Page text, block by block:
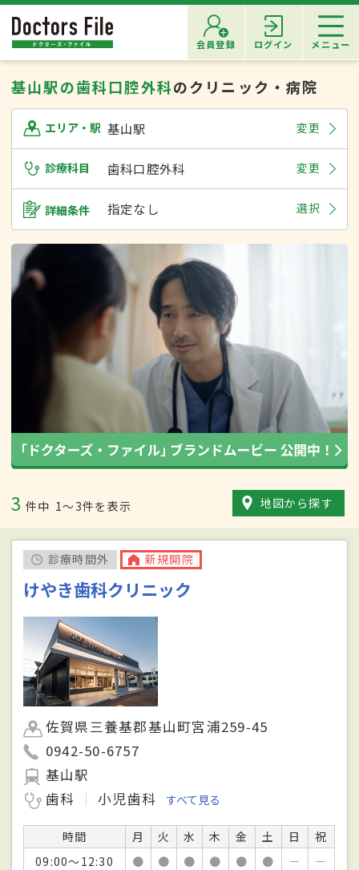
会員登録 ログイン メニュー
基山駅の歯科口腔外科のクリニック・病院
エリア・駅 基山駅 変更
診療科目 歯科口腔外科 変更
詳細条件 指定なし 選択
3 件中 1〜3件を表示 地図から探す
診療時間外 新規開院
けやき歯科クリニック
佐賀県三養基郡基山町宮浦259-45
0942-50-6757
基山駅
歯科
小児歯科 すべて見る
時間 月 火 水 木 金 土 日
祝
09:00～12:30
● ● ● ● ● ● －
－